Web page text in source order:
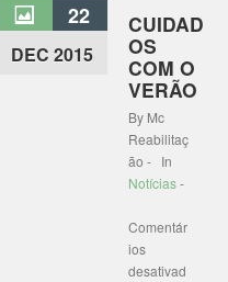
22
DEC 2015
CUIDAD
OS
COM O
VERÃO
By Mc
Reabilitaç
ão - In
Notícias-
Comentár
ios
desativad